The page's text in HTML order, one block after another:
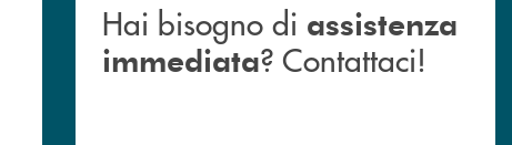
Hai bisogno di assistenza
immediata? Contattaci!